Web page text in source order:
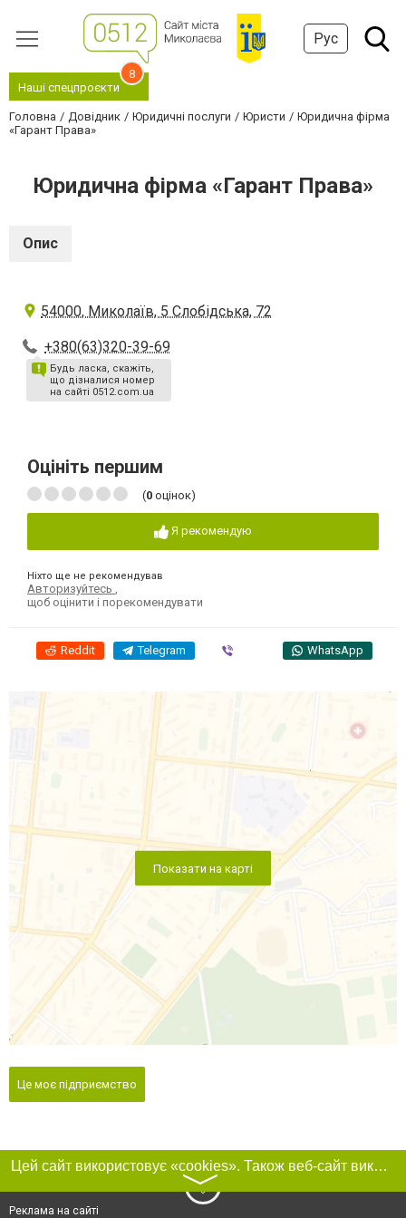
Рус
Наші спецпроєкти
8
Головна Довідник Юридичні послуги Юристи
Юридична фірма
«Гарант Права»
Юридична фірма «Гарант Права»
Опис
54000, Миколаїв, 5 Слобідська, 72
+380(63)320-39-69
Будь ласка, скажіть,
що дізналися номер
на сайті 0512.com.ua
Оцініть першим
(0 оцінок)
Я рекомендую
Ніхто ще не рекомендував
Авторизуйтесь
щоб оцінити і порекомендувати
Reddit Telegram WhatsApp
Показати на карті
Це моє підприємство
Цей сайт використовує «cookies». Також веб-сайт використовує інтернет-сервіс для збору технічних даних стосовно відвідувачів з метою отримання маркетингової та статистичної інформації. Умови обробки даних відвідувачів сайту див.
〉
Реклама на сайті